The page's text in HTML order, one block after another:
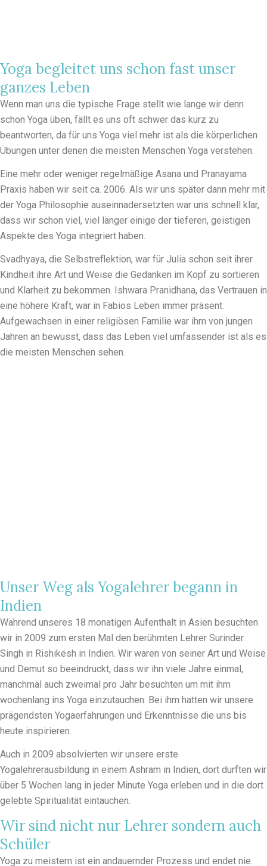
Yoga begleitet uns schon fast unser
ganzes Leben
Wenn man uns die typische Frage stellt wie lange wir denn
schon Yoga üben, fällt es uns oft schwer das kurz zu
beantworten, da für uns Yoga viel mehr ist als die körperlichen
Übungen unter denen die meisten Menschen Yoga verstehen.
Eine mehr oder weniger regelmäßige Asana und Pranayama
Praxis haben wir seit ca. 2006. Als wir uns später dann mehr mit
der Yoga Philosophie auseinnadersetzten war uns schnell klar,
dass wir schon viel, viel länger einige der tieferen, geistigen
Aspekte des Yoga integriert haben.
Svadhyaya, die Selbstreflektion, war für Julia schon seit ihrer
Kindheit ihre Art und Weise die Gedanken im Kopf zu sortieren
und Klarheit zu bekommen. Ishwara Pranidhana, das Vertrauen in
eine höhere Kraft, war in Fabios Leben immer präsent.
Aufgewachsen in einer religiösen Familie war ihm von jungen
Jahren an bewusst, dass das Leben viel umfassender ist als es
die meisten Menschen sehen.
Unser Weg als Yogalehrer begann in
Indien
Während unseres 18 monatigen Aufenthalt in Asien besuchten
wir in 2009 zum ersten Mal den berühmten Lehrer Surinder
Singh in Rishikesh in Indien. Wir waren von seiner Art und Weise
und Demut so beeindruckt, dass wir ihn viele Jahre einmal,
manchmal auch zweimal pro Jahr besuchten um mit ihm
wochenlang ins Yoga einzutauchen. Bei ihm hatten wir unsere
prägendsten Yogaerfahrungen und Erkenntnisse die uns bis
heute inspirieren.
Auch in 2009 absolvierten wir unsere erste
Yogalehrerausbildung in einem Ashram in Indien, dort durften wir
über 5 Wochen lang in jeder Minute Yoga erleben und in die dort
gelebte Spiritualität eintauchen.
Wir sind nicht nur Lehrer sondern auch
Schüler
Yoga zu meistern ist ein andauernder Prozess und endet nie.